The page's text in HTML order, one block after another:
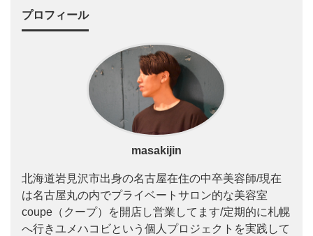
プロフィール
masakijin
北海道岩見沢市出身の名古屋在住の中卒美容師/現在
は名古屋丸の内でプライベートサロン的な美容室
coupe（クープ）を開店し営業してます/定期的に札幌
へ行きユメハコビという個人プロジェクトを実践して